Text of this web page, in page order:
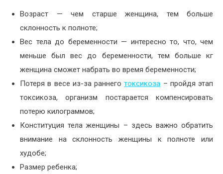
Возраст — чем старше женщина, тем больше
склонность к полноте;
Вес тела до беременности — интересно то, что, чем
меньше был вес до беременности, тем больше кг
женщина сможет набрать во время беременности;
Потеря в весе из-за раннеготоксикоза – пройдя этап
токсикоза, организм постарается компенсировать
потерю килограммов;
Конституция тела женщины – здесь важно обратить
внимание на склонность женщины к полноте или
худобе;
Размер ребенка;